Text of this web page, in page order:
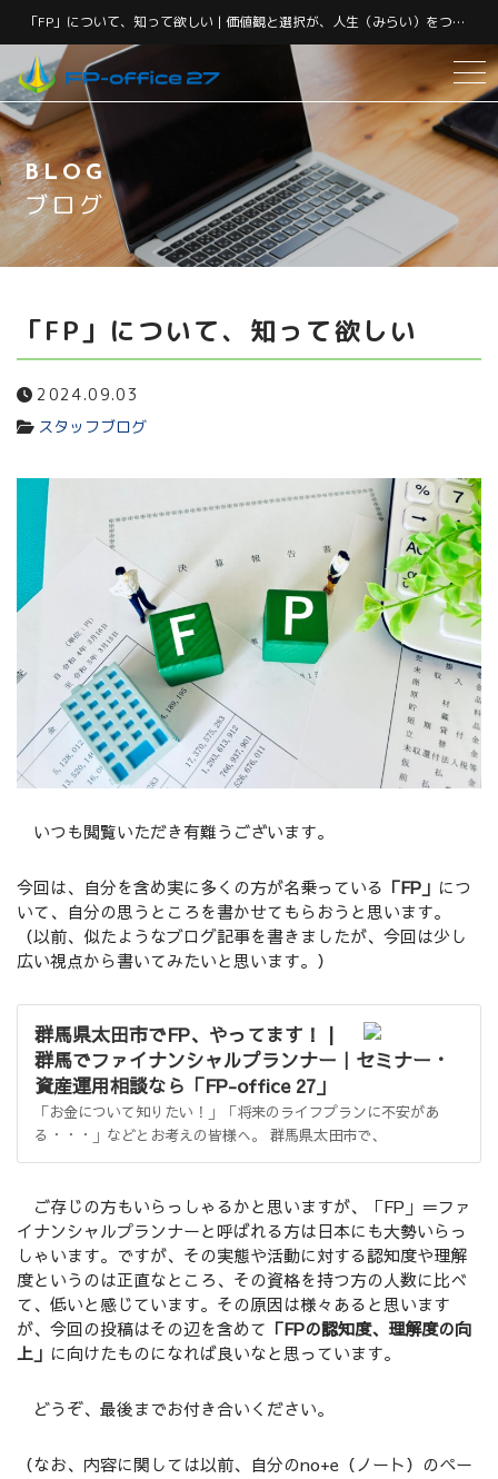
「FP」について、知って欲しい | 価値観と選択が、人生（みらい）をつくる。 そんなあなたの ライフプラン・コンシェルジュ （人生とお金の相談役）｜群馬のファイナンシャルプランナー『FP-office 27』 | 価値観と選択が、人生（みらい）をつくる。 そんなあなたの ライフプラン・コンシェルジュ （人生とお金の相談役）｜群馬のファイナンシャルプランナー『FP-office 27』
サービス紹介
FPになった理由
当事務所について
代表紹介
コンシェルジュの灯（お客様の声）
よくある質問
ブログ
ご予約・お問い合わせ
CONTACT
”人生とお金の設計士”が、あなたに寄り添います
メールでの受付
24時間受付中
お電話での受付
070-9124-1753
受付時間：9:00～18:00
BLOG
ブログ
「FP」について、知って欲しい
2024.09.03
スタッフブログ
いつも閲覧いただき有難うございます。
今回は、自分を含め実に多くの方が名乗っている 「FP」 につ
いて、自分の思うところを書かせてもらおうと思います。
（以前、似たようなブログ記事を書きましたが、今回は少し
広い視点から書いてみたいと思います。）
群馬県太田市でFP、やってます！ |
群馬でファイナンシャルプランナー｜セミナー・
資産運用相談なら「FP-office 27」
「お金について知りたい！」「将来のライフプランに不安があ
る・・・」などとお考えの皆様へ。 群馬県太田市で、
ご存じの方もいらっしゃるかと思いますが、「FP」＝ファ
イナンシャルプランナーと呼ばれる方は日本にも大勢いらっ
しゃいます。ですが、その実態や活動に対する認知度や理解
度というのは正直なところ、その資格を持つ方の人数に比べ
て、低いと感じています。その原因は様々あると思います
が、今回の投稿はその辺を含めて 「FPの認知度、理解度の向
上」 に向けたものになれば良いなと思っています。
どうぞ、最後までお付き合いください。
（なお、内容に関しては以前、自分のno+e（ノート）のペー